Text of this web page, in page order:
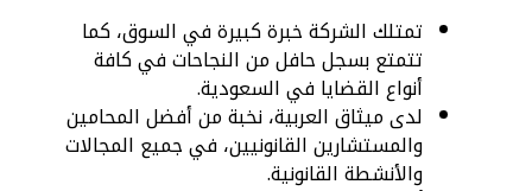
تمتلك الشركة خبرة كبيرة في السوق، كما
تتمتع بسجل حافل من النجاحات في كافة
أنواع القضايا في السعودية.
لدى ميثاق العربية، نخبة من أفضل المحامين
والمستشارين القانونيين، في جميع المجالات
والأنشطة القانونية.